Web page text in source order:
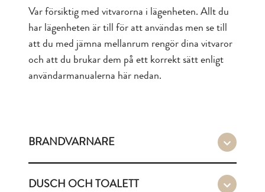
Var försiktig med vitvarorna i lägenheten. Allt du
har lägenheten är till för att användas men se till
att du med jämna mellanrum rengör dina vitvaror
och att du brukar dem på ett korrekt sätt enligt
användarmanualerna här nedan.
BRANDVARNARE
DUSCH OCH TOALETT